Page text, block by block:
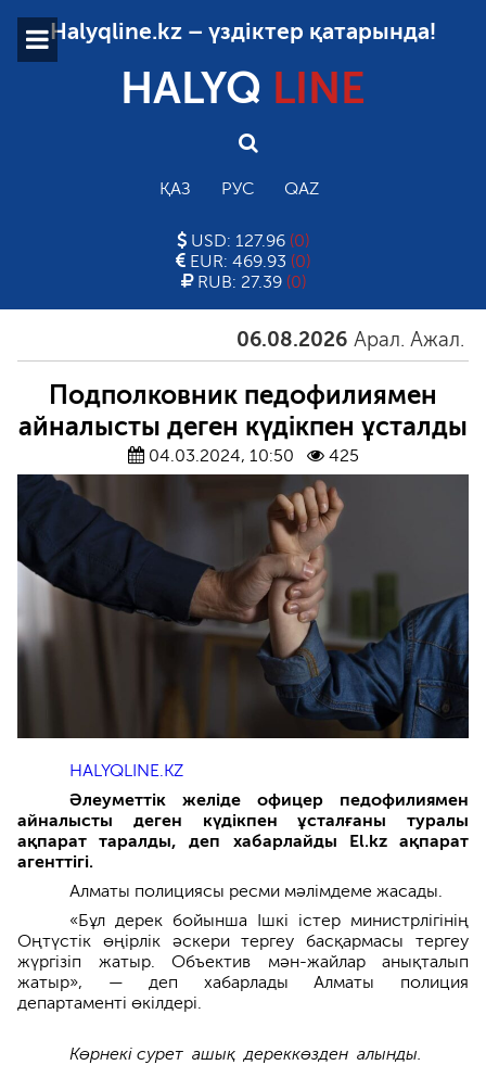
Halyqline.kz – үздіктер қатарында!
HALYQ LINE
ҚАЗ РУС QAZ
USD: 127.96 (0)
EUR: 469.93 (0)
RUB: 27.39 (0)
06.08.2026 Арал. Ажал.
Подполковник педофилиямен
айналысты деген күдікпен ұсталды
04.03.2024, 10:50 425
HALYQLINE.KZ
Әлеуметтік желіде офицер педофилиямен
айналысты деген күдікпен ұсталғаны туралы
ақпарат таралды, деп хабарлайды El.kz ақпарат
агенттігі.
Алматы полициясы ресми мәлімдеме жасады.
«Бұл дерек бойынша Ішкі істер министрлігінің
Оңтүстік өңірлік әскери тергеу басқармасы тергеу
жүргізіп жатыр. Объектив мән-жайлар анықталып
жатыр», — деп хабарлады Алматы полиция
департаменті өкілдері.
Көрнекі сурет ашық дереккөзден алынды.